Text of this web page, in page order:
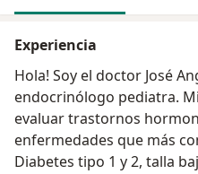
Experiencia
Hola! Soy el doctor José
endocrinólogo pediatra.
evaluar trastornos
enfermedades que más
Diabetes tipo 1 y 2, talla